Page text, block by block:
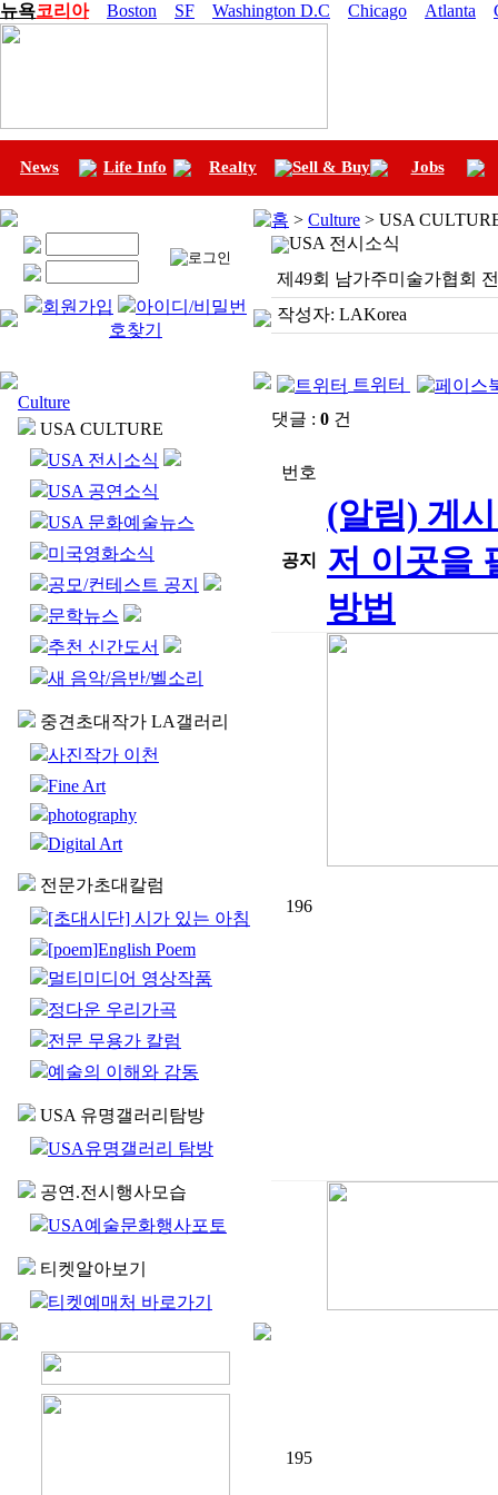
뉴욕코리아 Boston SF Washington D.C Chicago Atlanta
News Life Info Realty Sell & Buy Jobs
회원가입
아이디/비밀번
호찾기
Culture
USA CULTURE
USA 전시소식
USA 공연소식
USA 문화예술뉴스
미국영화소식
공모/컨테스트 공지
문학뉴스
추천 신간도서
새 음악/음반/벨소리
중견초대작가 LA갤러리
사진작가 이천
Fine Art
photography
Digital Art
전문가초대칼럼
[초대시단] 시가 있는 아침
[poem]English Poem
멀티미디어 영상작품
정다운 우리가곡
전문 무용가 칼럼
예술의 이해와 감동
USA 유명갤러리탐방
USA유명갤러리 탐방
공연.전시행사모습
USA예술문화행사포토
티켓알아보기
티켓예매처 바로가기
홈 > Culture > USA
USA 전시소식
제49회 남가주미술가협회
작성자: LAKorea
트위터
댓글 : 0 건
번호
공지
(알림) 게
저 이곳을
방법
196
195